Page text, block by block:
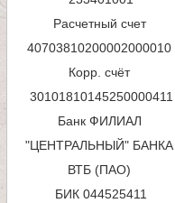
н
Расчетный счет
40703810200002000010
Корр. счёт
Банк ФИЛИАЛ
"ЦЕНТРАЛЬНЫЙ" БАНКА
ВТБ (ПАО)
БИК 044525411